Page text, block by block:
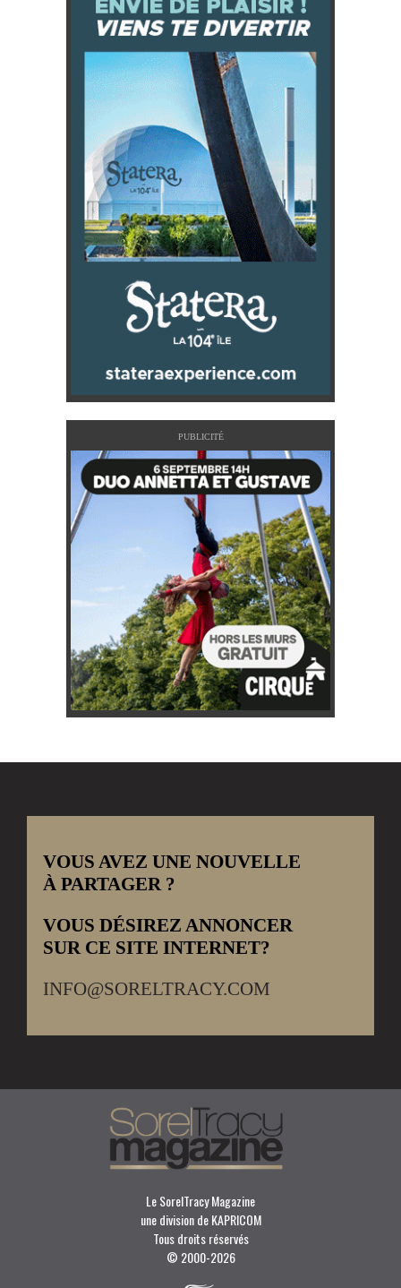
PUBLICITÉ
VOUS AVEZ UNE NOUVELLE
À PARTAGER ?
VOUS DÉSIREZ ANNONCER
SUR CE SITE INTERNET?
INFO@SORELTRACY.COM
Le SorelTracy Magazine
une division de KAPRICOM
Tous droits réservés
© 2000-2026